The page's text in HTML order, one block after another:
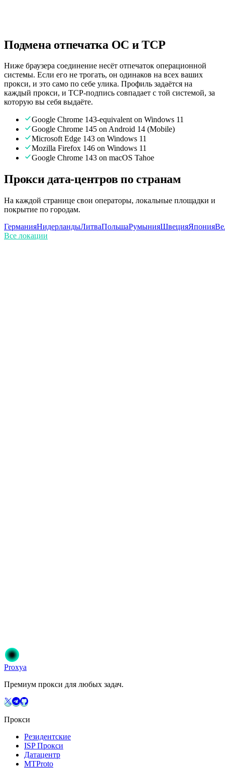
Подмена отпечатка ОС и TCP
Ниже браузера соединение несёт отпечаток операционной
системы. Если его не трогать, он одинаков на всех ваших
прокси, и это само по себе улика. Профиль задаётся на
каждый прокси, и TCP-подпись совпадает с той системой, за
которую вы себя выдаёте.
Google Chrome 143-equivalent on Windows 11
Google Chrome 145 on Android 14 (Mobile)
Microsoft Edge 143 on Windows 11
Mozilla Firefox 146 on Windows 11
Google Chrome 143 on macOS Tahoe
Прокси дата-центров по странам
На каждой странице свои операторы, локальные площадки и
покрытие по городам.
ГерманияНидерландыЛитваПольшаРумынияШвецияЯпония
Все локации
Начать
Proxya
Премиум прокси для любых задач.
Прокси
Резидентские
ISP Прокси
Датацентр
MTProto